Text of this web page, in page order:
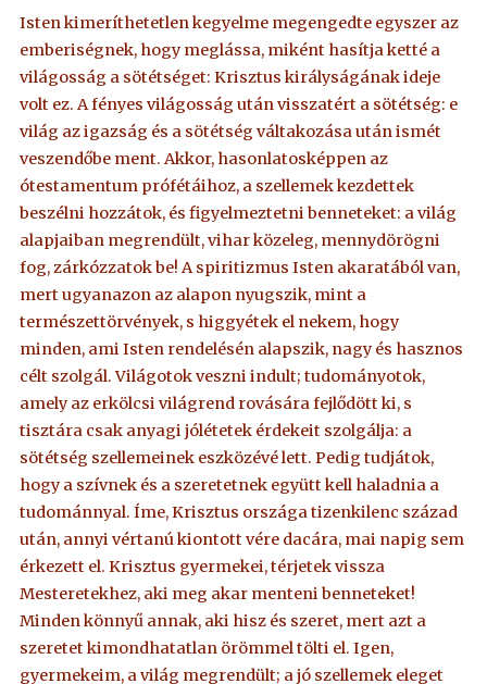
Isten kimeríthetetlen kegyelme megengedte egyszer az
emberiségnek, hogy meglássa, miként hasítja ketté a
világosság a sötétséget: Krisztus királyságának ideje
volt ez. A fényes világosság után visszatért a sötétség: e
világ az igazság és a sötétség váltakozása után ismét
veszendőbe ment. Akkor, hasonlatosképpen az
ótestamentum prófétáihoz, a szellemek kezdettek
beszélni hozzátok, és figyelmeztetni benneteket: a világ
alapjaiban megrendült, vihar közeleg, mennydörögni
fog, zárkózzatok be! A spiritizmus Isten akaratából van,
mert ugyanazon az alapon nyugszik, mint a
természettörvények, s higgyétek el nekem, hogy
minden, ami Isten rendelésén alapszik, nagy és hasznos
célt szolgál. Világotok veszni indult; tudományotok,
amely az erkölcsi világrend rovására fejlődött ki, s
tisztára csak anyagi jólétetek érdekeit szolgálja: a
sötétség szellemeinek eszközévé lett. Pedig tudjátok,
hogy a szívnek és a szeretetnek együtt kell haladnia a
tudománnyal. Íme, Krisztus országa tizenkilenc század
után, annyi vértanú kiontott vére dacára, mai napig sem
érkezett el. Krisztus gyermekei, térjetek vissza
Mesteretekhez, aki meg akar menteni benneteket!
Minden könnyű annak, aki hisz és szeret, mert azt a
szeretet kimondhatatlan örömmel tölti el. Igen,
gyermekeim, a világ megrendült; a jó szellemek eleget